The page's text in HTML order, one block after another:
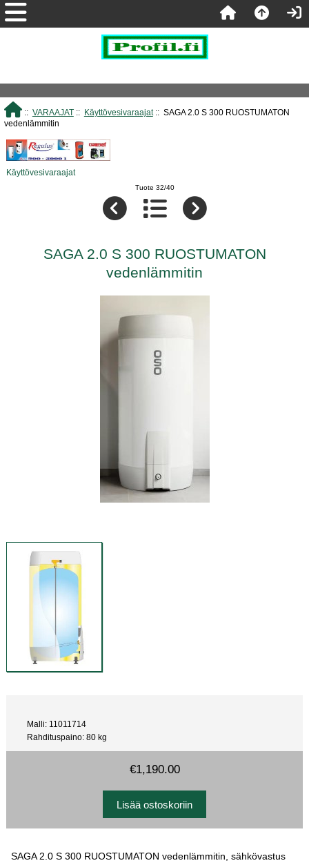
:: VARAAJAT:: Käyttövesivaraajat:: SAGA 2.0 S 300 RUOSTUMATON
vedenlämmitin
Käyttövesivaraajat
Tuote 32/40
SAGA 2.0 S 300 RUOSTUMATON
vedenlämmitin
Malli: 11011714
Rahdituspaino: 80 kg
€1,190.00
SAGA 2.0 S 300 RUOSTUMATON vedenlämmitin, sähkövastus